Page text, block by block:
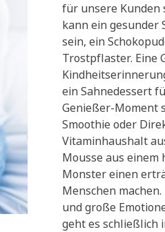
für unsere Kunden
kann ein gesunder
sein, ein
Trostpflaster. Eine
ein Sahnedessert
Genießer-Moment
Smoothie oder
Vitaminhaushalt
Mousse aus einem
Monster einen
Menschen
und große
geht es schließlich